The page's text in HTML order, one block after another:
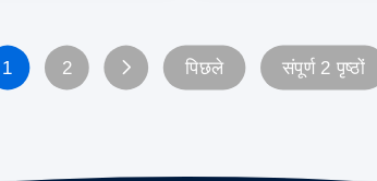
1 2 पिछले संपूर्ण 2 पृष्ठों